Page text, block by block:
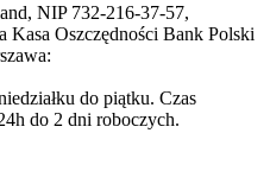
NIP 732-216-37-57,
Kasa Oszczędności Bank Polski
do piątku. Czas
do 2 dni roboczych.